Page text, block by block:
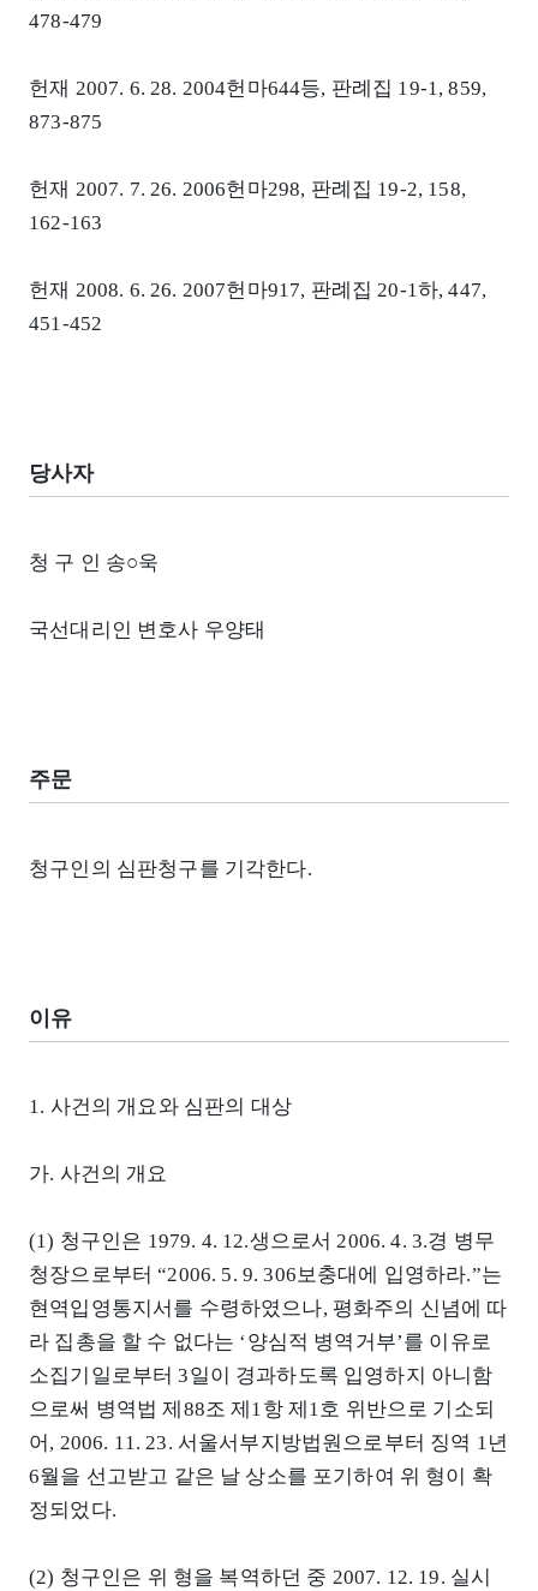
478-479
헌재 2007. 6. 28. 2004헌마644등, 판례집 19-1, 859,
873-875
헌재 2007. 7. 26. 2006헌마298, 판례집 19-2, 158,
162-163
헌재 2008. 6. 26. 2007헌마917, 판례집 20-1하, 447,
451-452
당사자
청 구 인 송○욱
국선대리인 변호사 우양태
주문
청구인의 심판청구를 기각한다.
이유
1. 사건의 개요와 심판의 대상
가. 사건의 개요
(1) 청구인은 1979. 4. 12.생으로서 2006. 4. 3.경 병무
청장으로부터 “2006. 5. 9. 306보충대에 입영하라.”는
현역입영통지서를 수령하였으나, 평화주의 신념에 따
라 집총을 할 수 없다는 ‘양심적 병역거부’를 이유로
소집기일로부터 3일이 경과하도록 입영하지 아니함
으로써 병역법 제88조 제1항 제1호 위반으로 기소되
어, 2006. 11. 23. 서울서부지방법원으로부터 징역 1년
6월을 선고받고 같은 날 상소를 포기하여 위 형이 확
정되었다.
(2) 청구인은 위 형을 복역하던 중 2007. 12. 19. 실시